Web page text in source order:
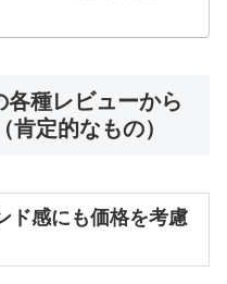
各種レビューから
定的なもの）
ド感にも価格を考慮